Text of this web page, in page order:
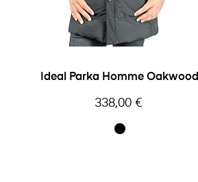
Ideal Parka Homme Oakwood
Prix
338,00 €